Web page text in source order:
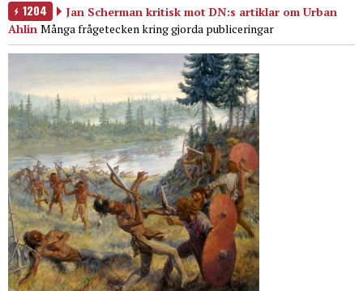
1204
Jan Scherman kritisk mot DN:s artiklar om Urban
Ahlin Många frågetecken kring gjorda publiceringar